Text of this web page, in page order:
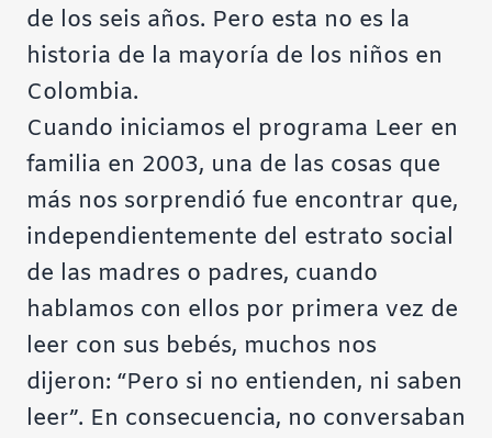
de los seis años. Pero esta no es la
historia de la mayoría de los niños en
Colombia.
Cuando iniciamos el programa Leer en
familia en 2003, una de las cosas que
más nos sorprendió fue encontrar que,
independientemente del estrato social
de las madres o padres, cuando
hablamos con ellos por primera vez de
leer con sus bebés, muchos nos
dijeron: “Pero si no entienden, ni saben
leer”. En consecuencia, no conversaban